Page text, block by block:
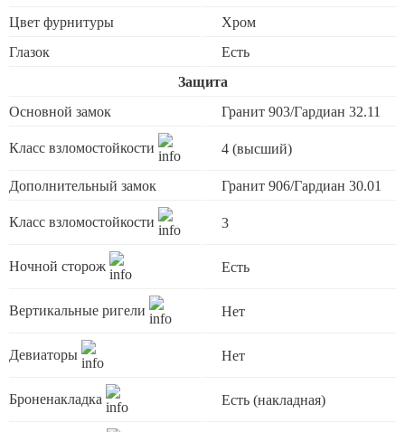
Цвет фурнитуры
Хром
Глазок
Есть
Защита
Основной замок
Гранит 903/Гардиан 32.11
Класс взломостойкости 4 (высший)
Дополнительный замок Гранит 906/Гардиан 30.01
Класс взломостойкости 3
Ночной сторож Есть
Вертикальные ригели Нет
Девиаторы Нет
Броненакладка Есть (накладная)